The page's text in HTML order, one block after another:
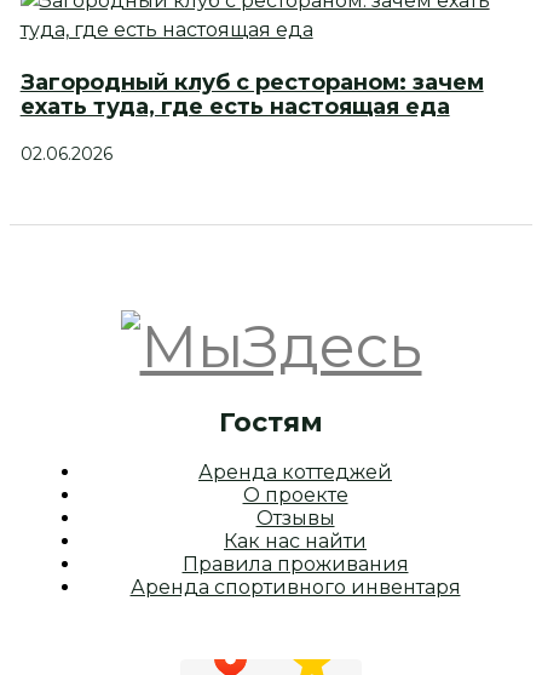
Загородный клуб с рестораном: зачем
ехать туда, где есть настоящая еда
02.06.2026
Гостям
Аренда коттеджей
О проекте
Отзывы
Как нас найти
Правила проживания
Аренда спортивного инвентаря